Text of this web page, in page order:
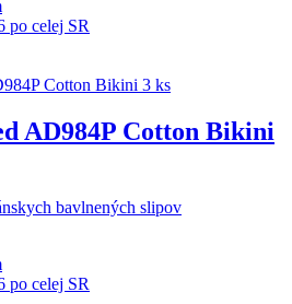
po celej SR
AD984P Cotton Bikini
bavlnených slipov
po celej SR